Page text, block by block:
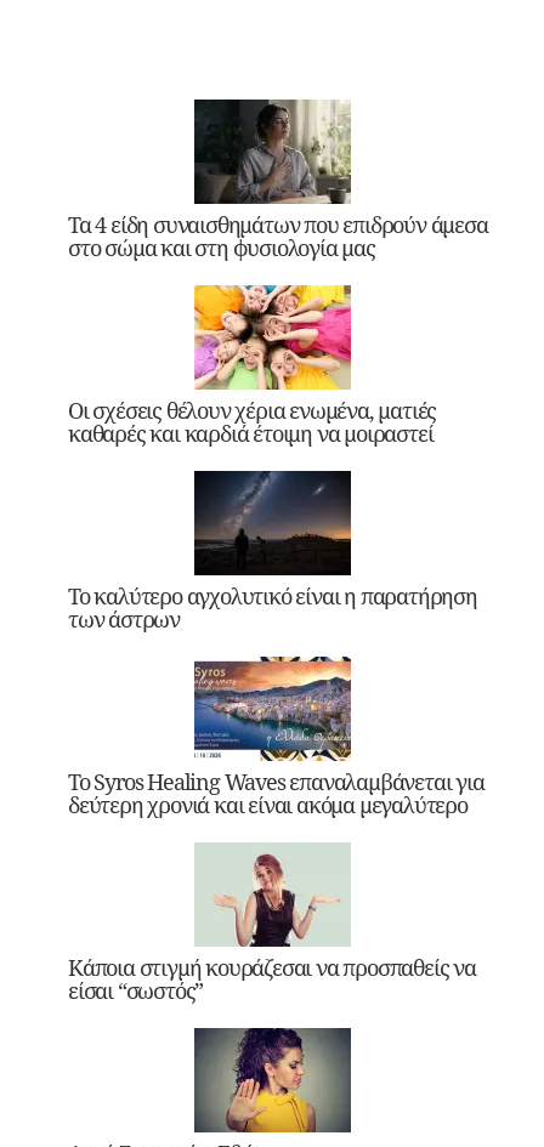
Τα 4 είδη συναισθημάτων που επιδρούν άμεσα
στο σώμα και στη φυσιολογία μας
Οι σχέσεις θέλουν χέρια ενωμένα, ματιές
καθαρές και καρδιά έτοιμη να μοιραστεί
Το καλύτερο αγχολυτικό είναι η παρατήρηση
των άστρων
Το Syros Healing Waves επαναλαμβάνεται για
δεύτερη χρονιά και είναι ακόμα μεγαλύτερο
Κάποια στιγμή κουράζεσαι να προσπαθείς να
είσαι “σωστός”